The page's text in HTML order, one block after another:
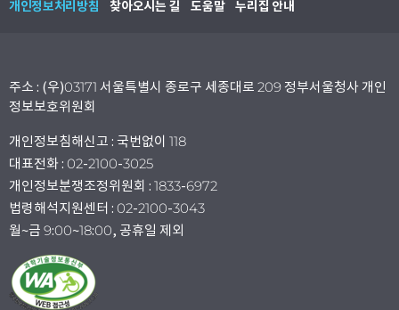
개인정보처리방침 찾아오시는 길 도움말 누리집 안내
주소 : (우)03171 서울특별시 종로구 세종대로 209 정부서울청사 개인
정보보호위원회
개인정보침해신고 : 국번없이 118
대표전화 : 02-2100-3025
개인정보분쟁조정위원회 : 1833-6972
법령해석지원센터 : 02-2100-3043
월~금 9:00~18:00, 공휴일 제외